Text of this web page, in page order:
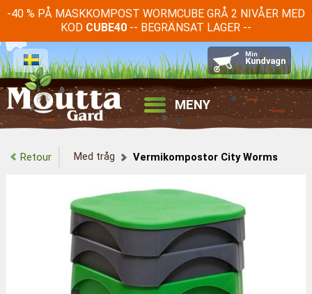
-40 % PÅ MASKKOMPOST WORMCUBE GRÅ 2 NIVÅER MED
KOD CUBE40 -- BEGRÄNSAT LAGER --
MENY
Retour Med tråg Vermikompostor City Worms